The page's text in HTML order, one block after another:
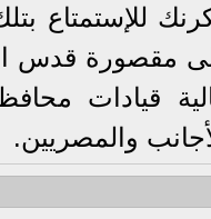
للإستمتاع
قدس
قيادات
والمصريين.